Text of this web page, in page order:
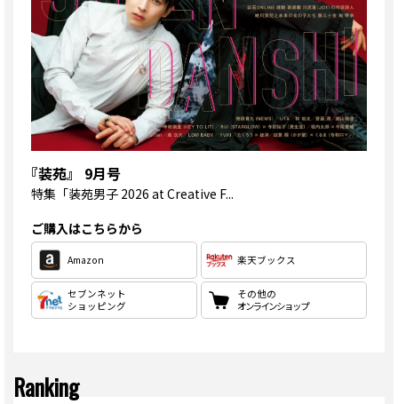
『装苑』 9月号
特集 「装苑男子 2026 at Creative F...
ご購入はこちらから
Amazon 楽天ブックス
セブンネット
ショッピング
その他の
オンラインショップ
Ranking